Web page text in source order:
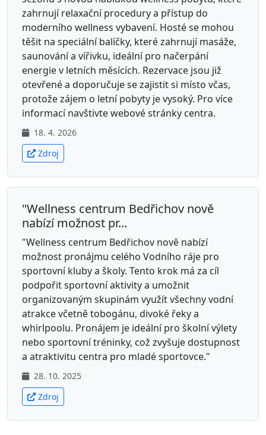
zahrnují relaxační procedury a přístup do
moderního wellness vybavení. Hosté se mohou
těšit na speciální balíčky, které zahrnují masáže,
saunování a vířivku, ideální pro načerpání
energie v letních měsících. Rezervace jsou již
otevřené a doporučuje se zajistit si místo včas,
protože zájem o letní pobyty je vysoký. Pro více
informací navštivte webové stránky centra.
18. 4. 2026
Zdroj
"Wellness centrum Bedřichov nově
nabízí možnost pr...
"Wellness centrum Bedřichov nově nabízí
možnost pronájmu celého Vodního ráje pro
sportovní kluby a školy. Tento krok má za cíl
podpořit sportovní aktivity a umožnit
organizovaným skupinám využít všechny vodní
atrakce včetně tobogánu, divoké řeky a
whirlpoolu. Pronájem je ideální pro školní výlety
nebo sportovní tréninky, což zvyšuje dostupnost
a atraktivitu centra pro mladé sportovce."
28. 10. 2025
Zdroj